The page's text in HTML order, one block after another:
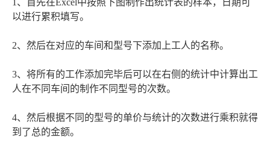
1、首先在Excel中按照下图制作出统计表的样本，日期可
以进行累积填写。
2、然后在对应的车间和型号下添加上工人的名称。
3、将所有的工作添加完毕后可以在右侧的统计中计算出工
人在不同车间的制作不同型号的次数。
4、然后根据不同的型号的单价与统计的次数进行乘积就得
到了总的金额。